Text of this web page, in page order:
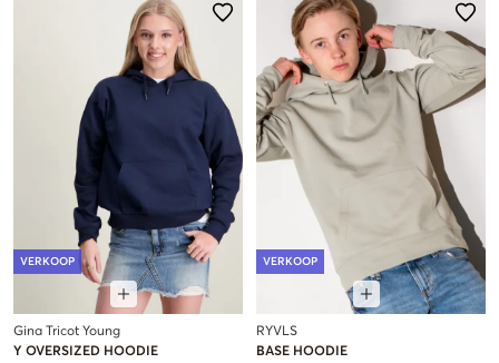
VERKOOP
Gina Tricot Young
Y OVERSIZED HOODIE
VERKOOP
RYVLS
BASE HOODIE